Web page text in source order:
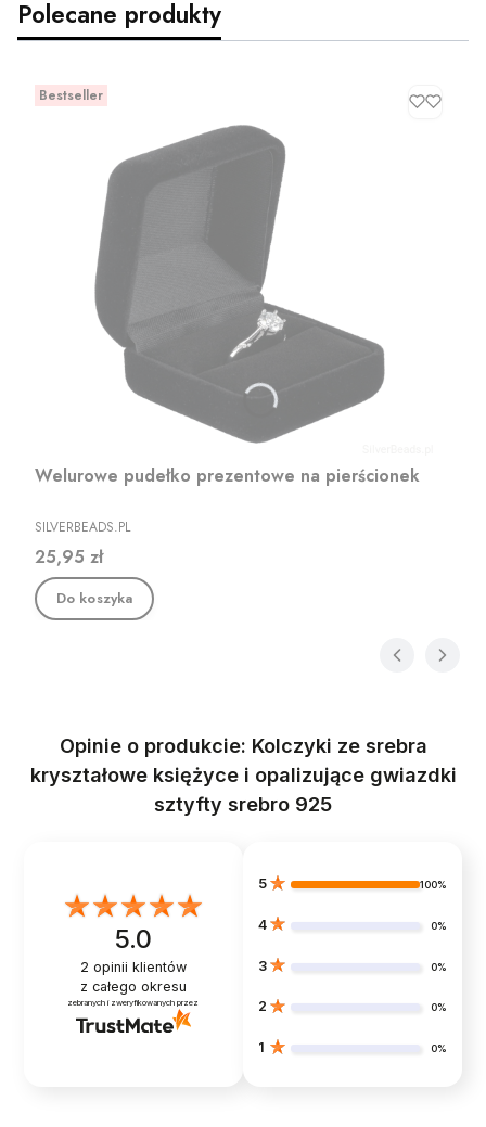
Polecane produkty
Bestseller
Welurowe pudełko prezentowe na pierścionek
PRODUCENT
SILVERBEADS.PL
Cena
25,95 zł
Do koszyka
Opinie o produkcie: Kolczyki ze srebra
kryształowe księżyce i opalizujące gwiazdki
sztyfty srebro 925
5.0
2 opinii klientów
z całego okresu
zebranych i zweryfikowanych przez
5 100%
4 0%
3 0%
2 0%
1 0%